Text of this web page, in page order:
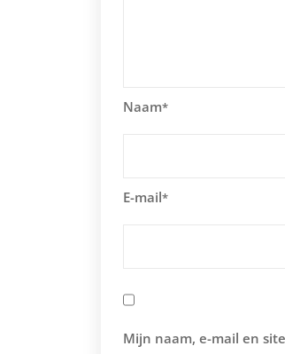
Naam*
E-mail*
Mijn naam, e-mail en